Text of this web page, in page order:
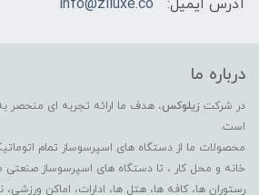
آدرس ایمیل:
info@ziluxe.co
درباره ما
در شرکت زیلوکس، هدف ما ارائه تجربه ای منحصر
است.
محصولات ما از دستگاه های اسپرسوساز تمام
خانه و محل کار ، تا دستگاه های اسپرسوساز صنعتی
رستوران ها، کافه ها، هتل ها، ادارات، اماکن